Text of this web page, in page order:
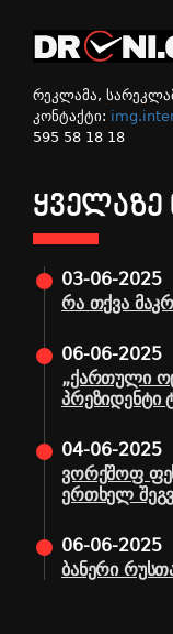
რეკლამა,
კონტაქტი:
595 58 18 18
ᲧᲕᲔᲚᲐᲖᲔ
03-06-2025
რა თქვა
06-06-2025
„ქართული
პრეზიდენტი
04-06-2025
ვორქშოფ
ერთხელ
06-06-2025
ბანერი